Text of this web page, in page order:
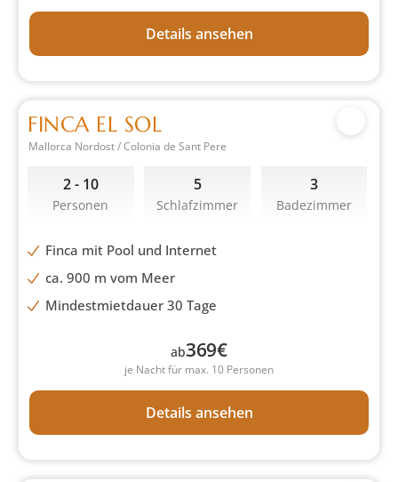
Details ansehen
FINCA EL SOL
Mallorca Nordost / Colonia de Sant Pere
2 - 10
Personen
5
Schlafzimmer
3
Badezimmer
Finca mit Pool und Internet
ca. 900 m vom Meer
Mindestmietdauer 30 Tage
ab369€
je Nacht für max. 10 Personen
Details ansehen